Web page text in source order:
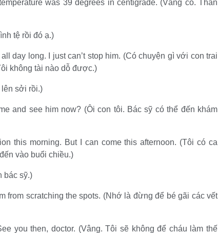
was 39 degrees in centigrade. (Vâng có. Thân
tệ rồi đó ạ.)
day long. I just can’t stop him. (Có chuyện gì với con trai
không tài nào dỗ được.)
lên sởi rồi.)
and see him now? (Ôi con tôi. Bác sỹ có thể đến khám
this morning. But I can come this afternoon. (Tôi có ca
vào buổi chiều.)
bác sỹ.)
from scratching the spots. (Nhớ là đừng để bé gãi các vết
you then, doctor. (Vâng. Tôi sẽ không để cháu làm thế